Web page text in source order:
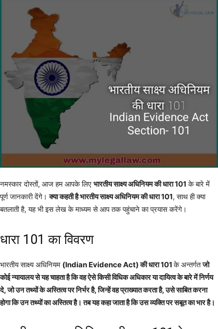
नमस्कार दोस्तों, आज हम आपके लिए भारतीय साक्ष्य अधिनियम की धारा 101 के बारे में
पूर्ण जानकारी देंगे।क्या कहती है भारतीय साक्ष्य अधिनियम की धारा 101, साथ ही क्या
बतलाती है, यह भी इस लेख के माध्यम से आप तक पहुंचाने का प्रयास करेंगे।
धारा 101 का विवरण
भारतीय साक्ष्य अधिनियम (Indian Evidence Act) की धारा 101के अन्तर्गतजो
कोई न्यायालय से यह चाहता है कि वह ऐसे किसी विधिक अधिकार या दायित्व के बारे में निर्णय
दे, जो उन तथ्यों के अस्तित्व पर निर्भर है, जिन्हें वह प्राख्यात करता है, उसे साबित करना
होगा कि उन तथ्यों का अस्तित्व है। तब यह कहा जाता है कि उस व्यक्ति पर सबूत का भार है।